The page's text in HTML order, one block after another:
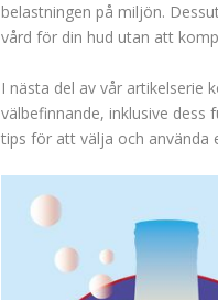
belastningen på miljön.
vård för din hud utan att
I nästa del av vår artikelserie
välbefinnande, inklusive dess
tips för att välja och använda